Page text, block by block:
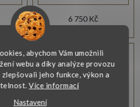
abychom Vám umožnili
webu a díky analýze provozu
jeho funkce, výkon a
Více informací
Nastavení
6 750 Kč